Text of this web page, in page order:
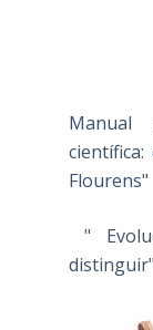
Manual
Flourens"
"
distinguir"